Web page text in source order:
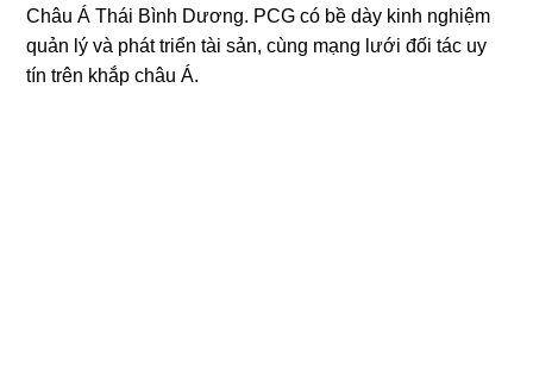
Châu Á Thái Bình Dương. PCG có bề dày kinh nghiệm
quản lý và phát triển tài sản, cùng mạng lưới đối tác uy
tín trên khắp châu Á.